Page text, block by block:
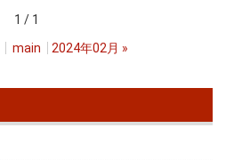
1 / 1
main 2024年02月 »